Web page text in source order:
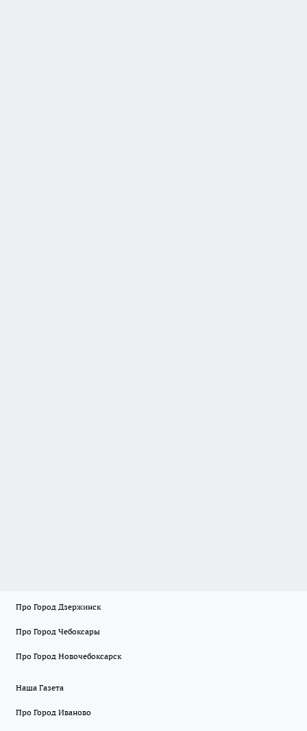
Про Город Дзержинск
Про Город Чебоксары
Про Город Новочебоксарск
Наша Газета
Про Город Иваново